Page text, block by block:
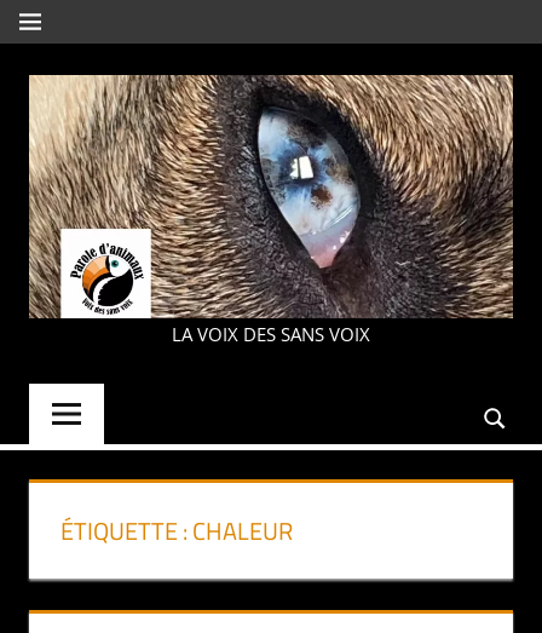
Aller
au
contenu
MENU
PAROLE
LA VOIX DES SANS VOIX
ÉTIQUETTE :CHALEUR